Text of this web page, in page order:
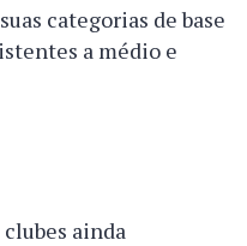
categorias de base
a médio e
ainda